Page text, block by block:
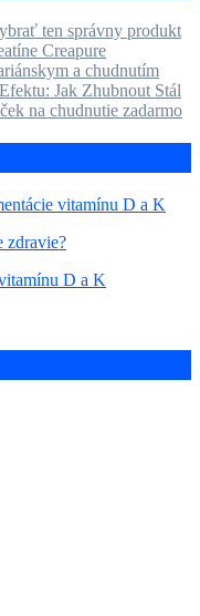
ten správny produkt
Creapure
a chudnutím
Jak Zhubnout Stál
na chudnutie zadarmo
vitamínu D a K
zdravie?
D a K